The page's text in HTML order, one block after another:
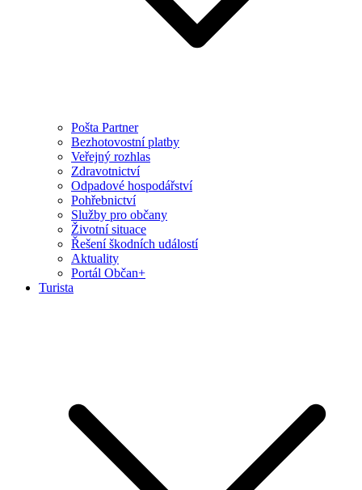
Pošta Partner
Bezhotovostní platby
Veřejný rozhlas
Zdravotnictví
Odpadové hospodářství
Pohřebnictví
Služby pro občany
Životní situace
Řešení škodních událostí
Aktuality
Portál Občan+
Turista